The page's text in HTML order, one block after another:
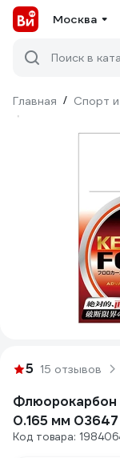
Москва
Поиск в
Главная / Спорт
5 15 отзывов
Флюорокарбон
0.165 мм 03647
Код товара: